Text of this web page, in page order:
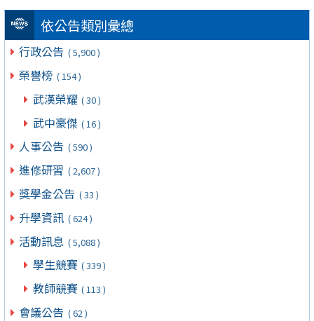
依公告類別彙總
行政公告 ( 5,900 )
榮譽榜 ( 154 )
武漢榮耀 ( 30 )
武中豪傑 ( 16 )
人事公告 ( 590 )
進修研習 ( 2,607 )
獎學金公告 ( 33 )
升學資訊 ( 624 )
活動訊息 ( 5,088 )
學生競賽 ( 339 )
教師競賽 ( 113 )
會議公告 ( 62 )